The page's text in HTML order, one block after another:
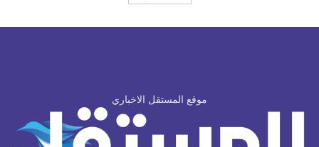
موقع المستقل الاخباري